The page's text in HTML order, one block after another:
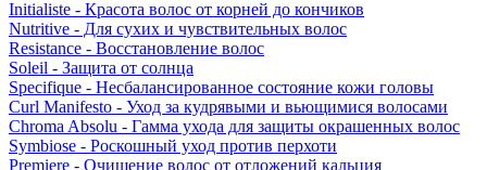
Initialiste - Красота волос от корней до кончиков
Nutritive - Для сухих и чувствительных волос
Resistance - Восстановление волос
Soleil - Защита от солнца
Specifique - Несбалансированное состояние кожи головы
Curl Manifesto - Уход за кудрявыми и вьющимися волосами
Chroma Absolu - Гамма ухода для защиты окрашенных волос
Symbiose - Роскошный уход против перхоти
Premiere - Очищение волос от отложений кальция